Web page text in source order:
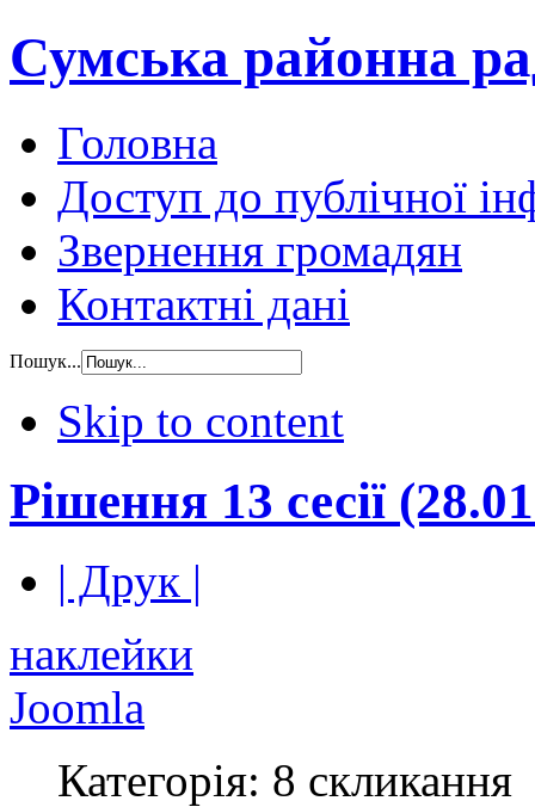
Сумська районна
Головна
Доступ до публічної
Звернення громадян
Контактні дані
Пошук...
Skip to content
Рішення 13 сесії
| Друк |
наклейки
Joomla
Категорія: 8 скликання